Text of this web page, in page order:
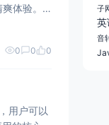
体验。
0 0 0
子
英
音